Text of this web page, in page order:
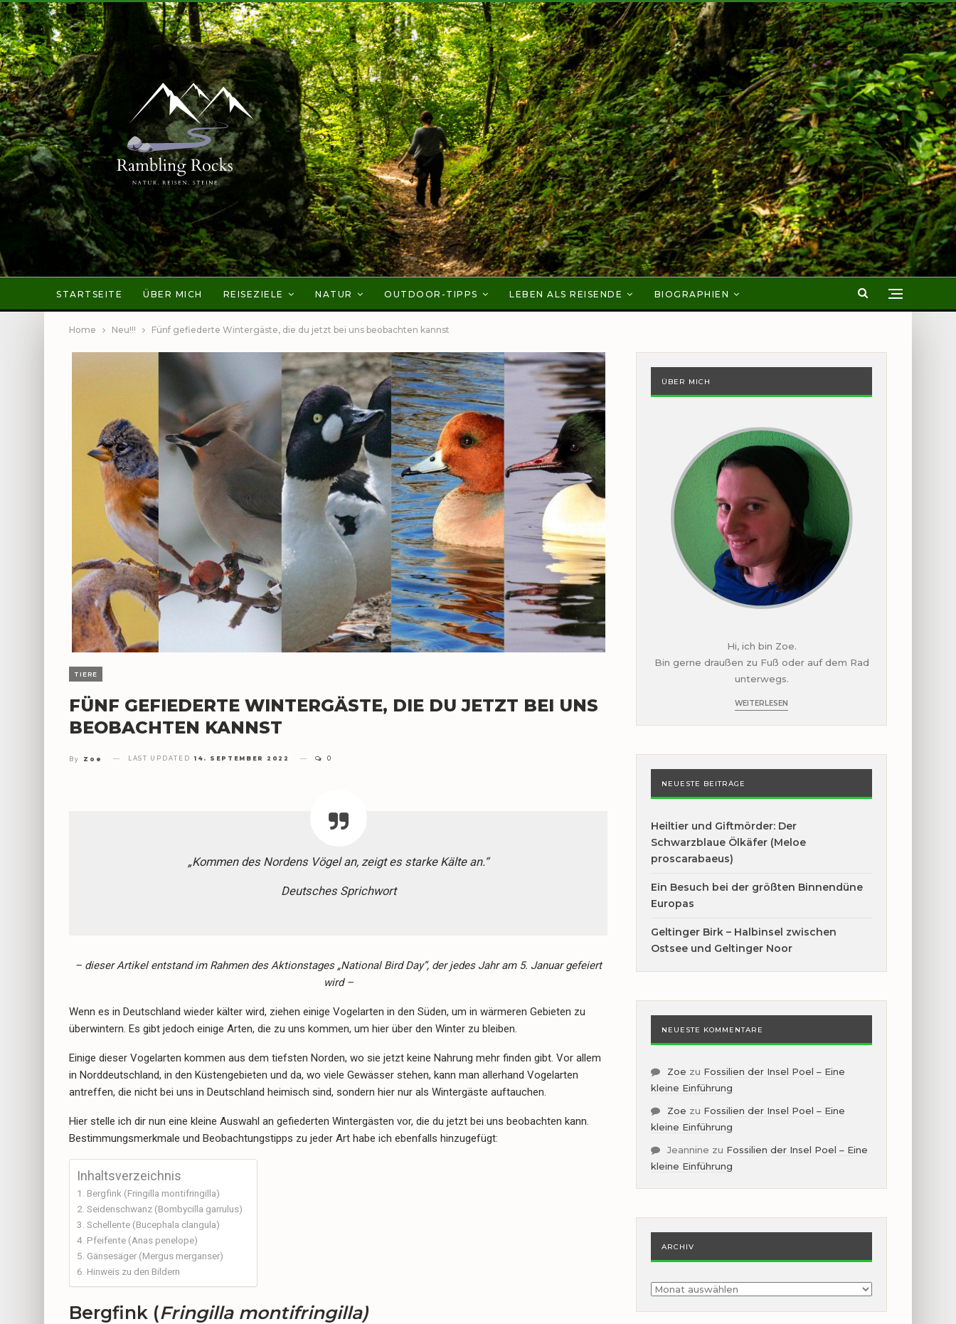
STARTSEITE ÜBER MICH REISEZIELE NATUR OUTDOOR-TIPPS LEBEN ALS REISENDE BIOGRAPHIEN
Home Neu!!! Fünf gefiederte Wintergäste, die du jetzt bei uns beobachten kannst
TIERE
FÜNF GEFIEDERTE WINTERGÄSTE, DIE DU JETZT BEI UNS
BEOBACHTEN KANNST
By Zoe LAST UPDATED 14. SEPTEMBER 2022 0
„Kommen des Nordens Vögel an, zeigt es starke Kälte an.“
Deutsches Sprichwort
– dieser Artikel entstand im Rahmen des Aktionstages „National Bird Day”, der jedes Jahr am 5. Januar gefeiert
wird –
Wenn es in Deutschland wieder kälter wird, ziehen einige Vogelarten in den Süden, um in wärmeren Gebieten zu
überwintern. Es gibt jedoch einige Arten, die zu uns kommen, um hier über den Winter zu bleiben.
Einige dieser Vogelarten kommen aus dem tiefsten Norden, wo sie jetzt keine Nahrung mehr finden gibt. Vor allem
in Norddeutschland, in den Küstengebieten und da, wo viele Gewässer stehen, kann man allerhand Vogelarten
antreffen, die nicht bei uns in Deutschland heimisch sind, sondern hier nur als Wintergäste auftauchen.
Hier stelle ich dir nun eine kleine Auswahl an gefiederten Wintergästen vor, die du jetzt bei uns beobachten kann.
Bestimmungsmerkmale und Beobachtungstipps zu jeder Art habe ich ebenfalls hinzugefügt:
Inhaltsverzeichnis
Bergfink (Fringilla montifringilla)
Seidenschwanz (Bombycilla garrulus)
Schellente (Bucephala clangula)
Pfeifente (Anas penelope)
Gänsesäger (Mergus merganser)
Hinweis zu den Bildern
Bergfink (Fringilla montifringilla)
ÜBER MICH
Hi, ich bin Zoe.
Bin gerne draußen zu Fuß oder auf dem Rad
unterwegs.
WEITERLESEN
NEUESTE BEITRÄGE
Heiltier und Giftmörder: Der
Schwarzblaue Ölkäfer (Meloe
proscarabaeus)
Ein Besuch bei der größten Binnendüne
Europas
Geltinger Birk – Halbinsel zwischen
Ostsee und Geltinger Noor
NEUESTE KOMMENTARE
Zoe zu Fossilien der Insel Poel – Eine
kleine Einführung
Zoe zu Fossilien der Insel Poel – Eine
kleine Einführung
Jeannine zu Fossilien der Insel Poel – Eine
kleine Einführung
ARCHIV
Archiv